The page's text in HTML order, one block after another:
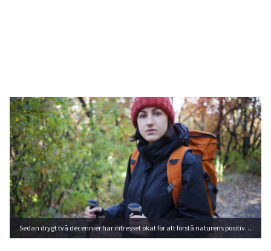
Sedan drygt två decennier har intresset ökat för att förstå naturens positiva effekter i olika former för hälsan. Foto: Shutterstock